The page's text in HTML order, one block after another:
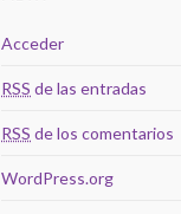
Acceder
RSS de las entradas
RSS de los comentarios
WordPress.org